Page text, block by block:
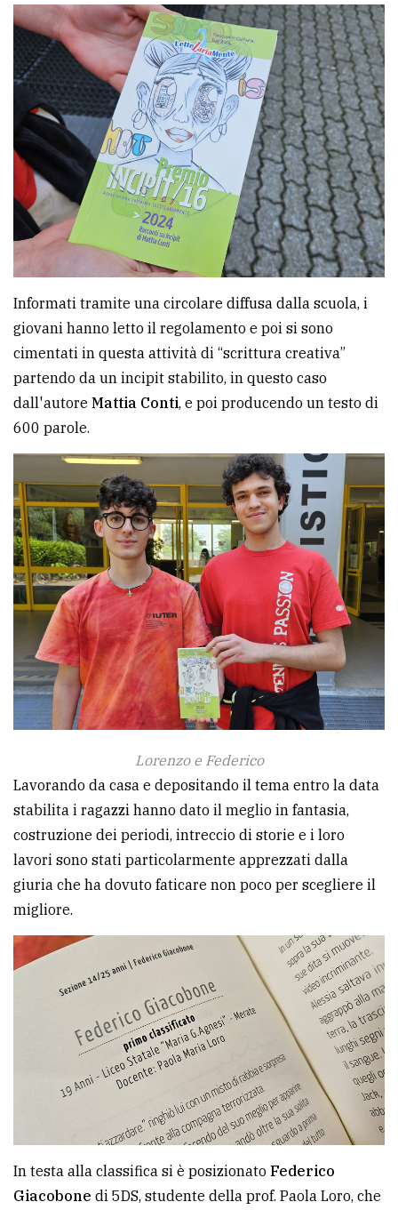
comune
Ricerca
avanzata
LE
ALTRE
TESTATE
PRIVACY
Privacy
Cookie
policy
Informati tramite una circolare diffusa dalla scuola, i
giovani hanno letto il regolamento e poi si sono
cimentati in questa attività di “scrittura creativa”
partendo da un incipit stabilito, in questo caso
dall'autore Mattia Conti, e poi producendo un testo di
600 parole.
Lorenzo e Federico
Lavorando da casa e depositando il tema entro la data
stabilita i ragazzi hanno dato il meglio in fantasia,
costruzione dei periodi, intreccio di storie e i loro
lavori sono stati particolarmente apprezzati dalla
giuria che ha dovuto faticare non poco per scegliere il
migliore.
In testa alla classifica si è posizionato Federico
Giacobone di 5DS, studente della prof. Paola Loro, che